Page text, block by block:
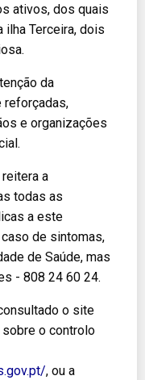
ativos, dos quais
ilha Terceira, dois
da
reforçadas,
e organizações
a
todas as
a este
de sintomas,
de Saúde, mas
- 808 24 60 24.
o site
o controlo
, ou a